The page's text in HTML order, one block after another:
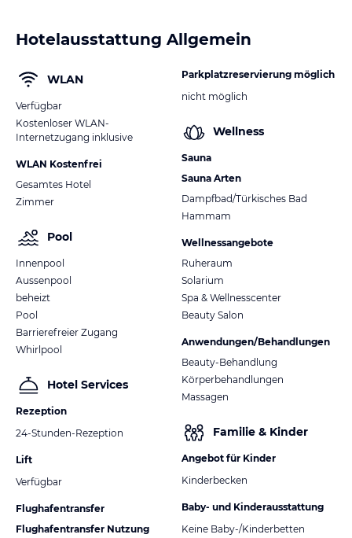
Hotelausstattung Allgemein
WLAN
Verfügbar
Kostenloser WLAN-
Internetzugang inklusive
WLAN Kostenfrei
Gesamtes Hotel
Zimmer
Pool
Innenpool
Aussenpool
beheizt
Pool
Barrierefreier Zugang
Whirlpool
Hotel Services
Rezeption
24-Stunden-Rezeption
Lift
Verfügbar
Flughafentransfer
Flughafentransfer Nutzung
Parkplatzreservierung möglich
nicht möglich
Wellness
Sauna
Sauna Arten
Dampfbad/Türkisches Bad
Hammam
Wellnessangebote
Ruheraum
Solarium
Spa & Wellnesscenter
Beauty Salon
Anwendungen/Behandlungen
Beauty-Behandlung
Körperbehandlungen
Massagen
Familie & Kinder
Angebot für Kinder
Kinderbecken
Baby- und Kinderausstattung
Keine Baby-/Kinderbetten